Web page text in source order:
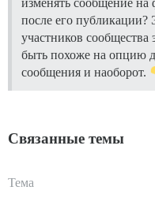
изменять сообщение
после его публикации?
участников
быть похоже на опцию
сообщения и наоборот.
Связанные темы
Тема